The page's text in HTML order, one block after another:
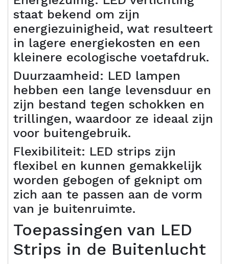
staat bekend om zijn
energiezuinigheid, wat resulteert
in lagere energiekosten en een
kleinere ecologische voetafdruk.
Duurzaamheid: LED lampen
hebben een lange levensduur en
zijn bestand tegen schokken en
trillingen, waardoor ze ideaal zijn
voor buitengebruik.
Flexibiliteit: LED strips zijn
flexibel en kunnen gemakkelijk
worden gebogen of geknipt om
zich aan te passen aan de vorm
van je buitenruimte.
Toepassingen van LED
Strips in de Buitenlucht